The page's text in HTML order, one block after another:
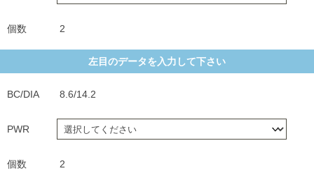
個数 2
左目のデータを入力して下さい
BC/DIA 8.6/14.2
PWR
個数 2